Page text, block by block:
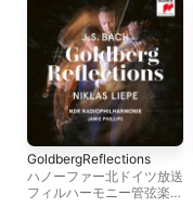
GoldbergReflections
ハノーファー北ドイツ放送
フィルハーモニー管弦楽